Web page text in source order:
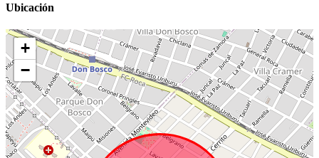
Ubicación
+
−